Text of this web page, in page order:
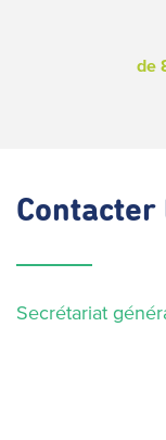
de
Contacter
Secrétariat